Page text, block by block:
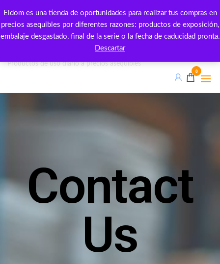
Eldom es una tienda de oportunidades para realizar tus compras en
precios asequibles por diferentes razones: productos de exposición,
embalaje desgastado, final de la serie o la fecha de caducidad pronta.
Descartar
Productos de uso diario a precios asequibles
0
Contact
Us